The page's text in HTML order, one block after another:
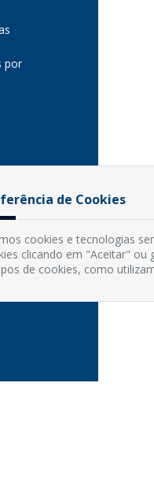
por
de Cookies
cookies e tecnologias
clicando em "Aceitar" ou
de cookies, como